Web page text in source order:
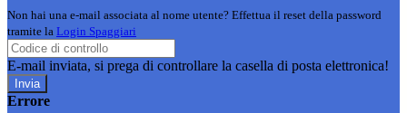
Non hai una e-mail associata al nome utente? Effettua il reset della password
tramite la Login Spaggiari
E-mail inviata, si prega di controllare la casella di posta elettronica!
Errore